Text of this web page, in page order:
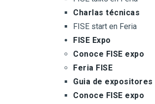
Charlas técnicas
FISE start en Feria
FISE Expo
Conoce FISE expo
Feria FISE
Guia de expositores
Conoce FISE expo